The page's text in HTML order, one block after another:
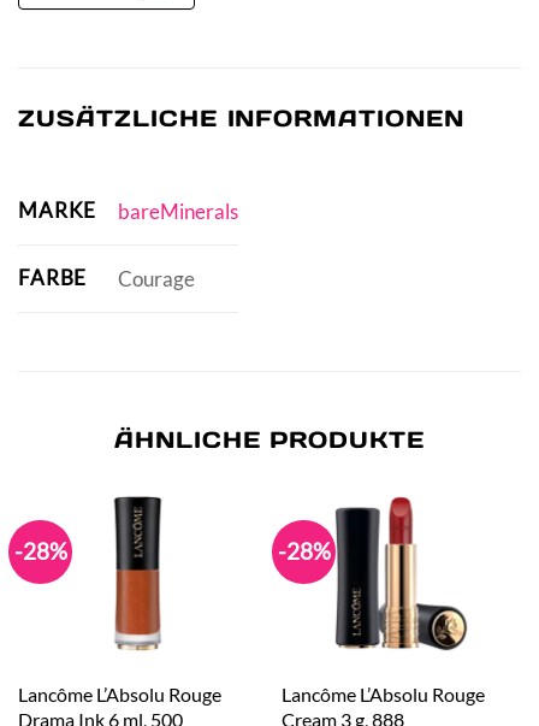
ZUSÄTZLICHE INFORMATIONEN
MARKE bareMinerals
FARBE Courage
ÄHNLICHE PRODUKTE
-28%
Lancôme L’Absolu Rouge
Drama Ink 6 ml, 500
-28%
Lancôme L’Absolu Rouge
Cream 3 g, 888